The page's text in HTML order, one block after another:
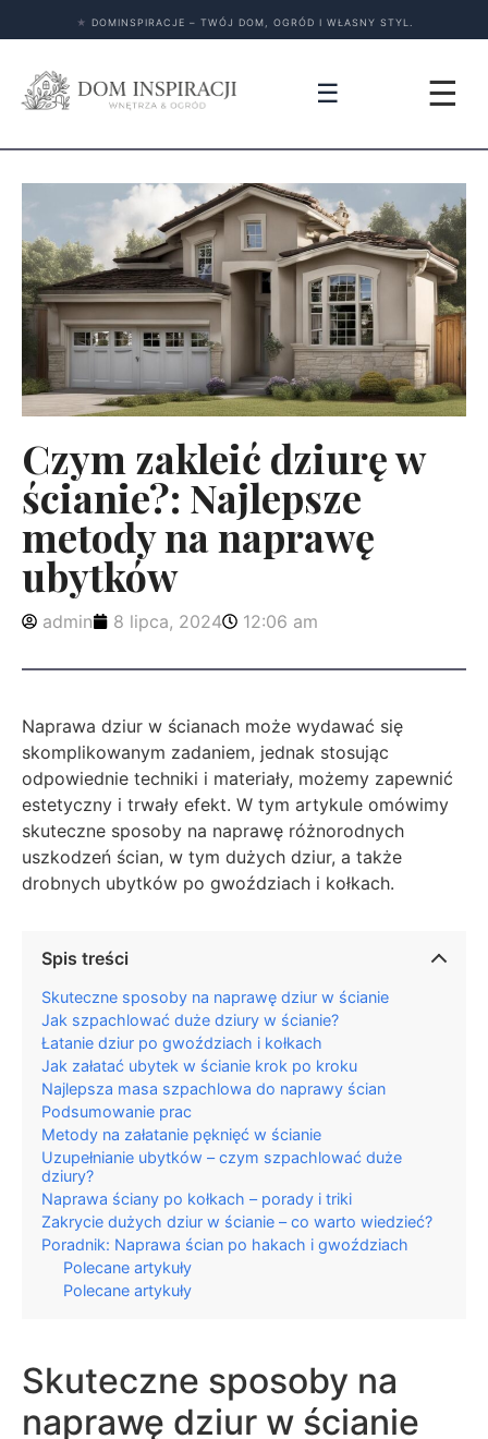
★ DOMINSPIRACJE – TWÓJ DOM, OGRÓD I WŁASNY STYL.
☰ ☰
Czym zakleić dziurę w
ścianie?: Najlepsze
metody na naprawę
ubytków
admin 8 lipca, 2024 12:06 am
Naprawa dziur w ścianach może wydawać się
skomplikowanym zadaniem, jednak stosując
odpowiednie techniki i materiały, możemy zapewnić
estetyczny i trwały efekt. W tym artykule omówimy
skuteczne sposoby na naprawę różnorodnych
uszkodzeń ścian, w tym dużych dziur, a także
drobnych ubytków po gwoździach i kołkach.
Spis treści
Skuteczne sposoby na naprawę dziur w ścianie
Jak szpachlować duże dziury w ścianie?
Łatanie dziur po gwoździach i kołkach
Jak załatać ubytek w ścianie krok po kroku
Najlepsza masa szpachlowa do naprawy ścian
Podsumowanie prac
Metody na załatanie pęknięć w ścianie
Uzupełnianie ubytków – czym szpachlować duże
dziury?
Naprawa ściany po kołkach – porady i triki
Zakrycie dużych dziur w ścianie – co warto wiedzieć?
Poradnik: Naprawa ścian po hakach i gwoździach
Polecane artykuły
Polecane artykuły
Skuteczne sposoby na
naprawę dziur w ścianie